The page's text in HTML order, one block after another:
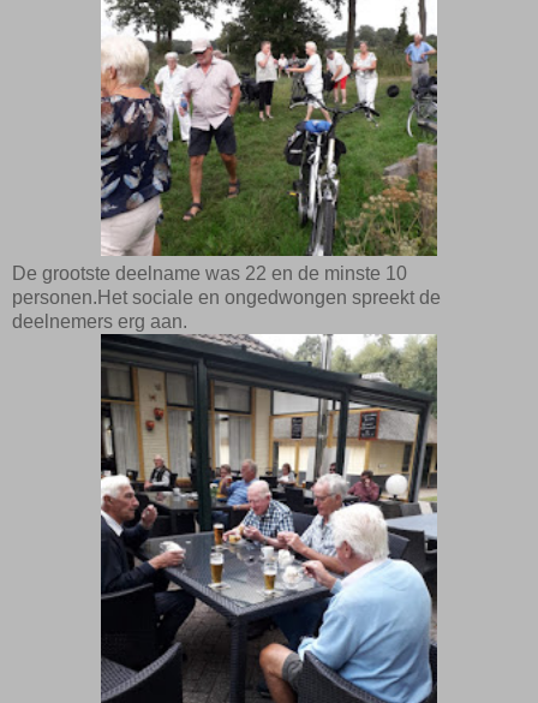
De grootste deelname was 22 en de minste 10
personen.Het sociale en ongedwongen spreekt de
deelnemers erg aan.